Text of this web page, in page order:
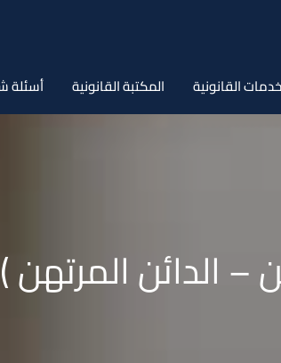
القانونية المكتبة القانونية أسئلة
– الدائن